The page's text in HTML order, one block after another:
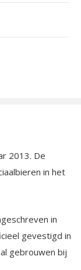
2013. De
in het
in
gevestigd in
gebrouwen bij